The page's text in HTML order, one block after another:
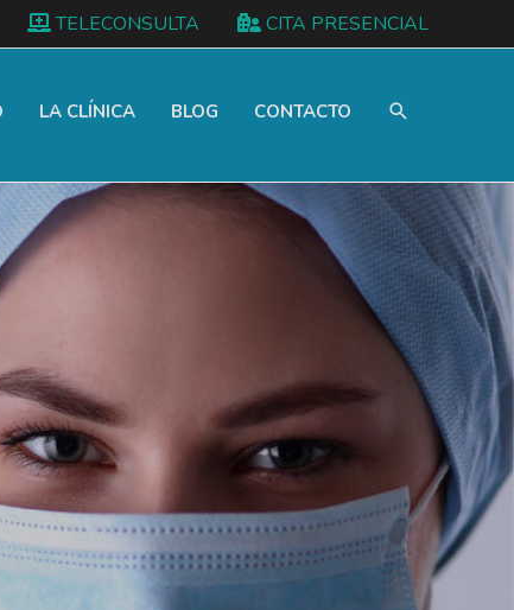
TELECONSULTA CITA PRESENCIAL
LA CLÍNICA BLOG CONTACTO